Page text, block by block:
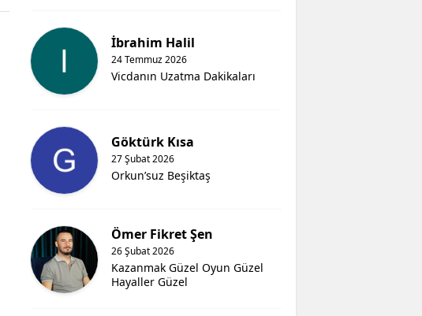
İbrahim Halil
24 Temmuz 2026
Vicdanın Uzatma Dakikaları
Göktürk Kısa
27 Şubat 2026
Orkun’suz Beşiktaş
Ömer Fikret Şen
26 Şubat 2026
Kazanmak Güzel Oyun Güzel
Hayaller Güzel